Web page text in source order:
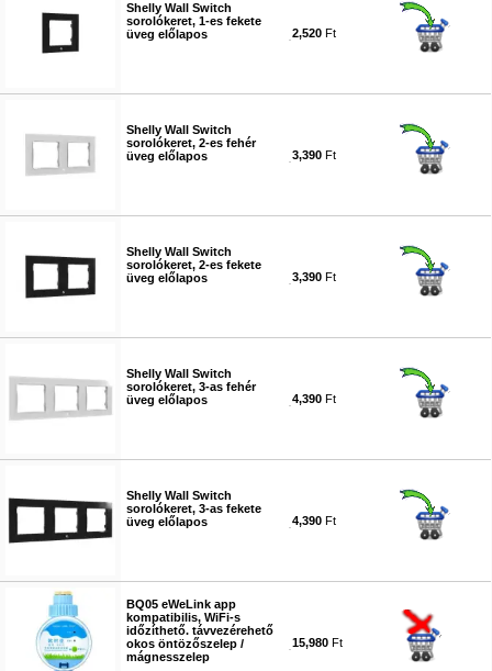
Shelly Wall Switch
sorolókeret, 1-es fekete
üveg előlapos
2,520 Ft
Shelly Wall Switch
sorolókeret, 2-es fehér
üveg előlapos
3,390 Ft
Shelly Wall Switch
sorolókeret, 2-es fekete
üveg előlapos
3,390 Ft
Shelly Wall Switch
sorolókeret, 3-as fehér
üveg előlapos
4,390 Ft
Shelly Wall Switch
sorolókeret, 3-as fekete
üveg előlapos
4,390 Ft
BQ05 eWeLink app
kompatibilis, WiFi-s
időzíthető. távvezérehető
okos öntözőszelep /
mágnesszelep
15,980 Ft